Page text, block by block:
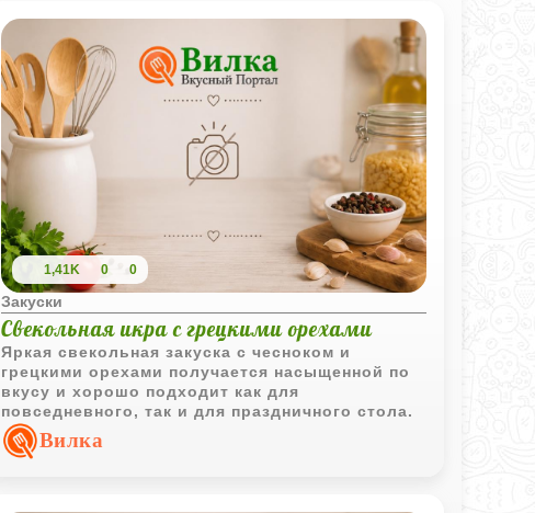
1,41K 0 0
Закуски
Свекольная икра с грецкими орехами
Яркая свекольная закуска с чесноком и
грецкими орехами получается насыщенной по
вкусу и хорошо подходит как для
повседневного, так и для праздничного стола.
Вилка